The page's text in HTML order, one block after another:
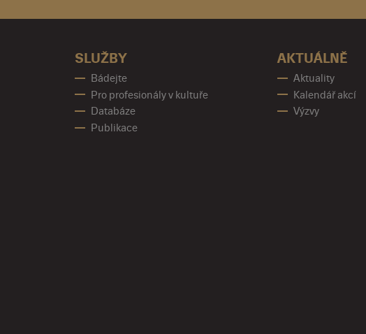
SLUŽBY
Bádejte
Pro profesionály v kultuře
Databáze
Publikace
AKTUÁLNĚ
Aktuality
Kalendář akcí
Výzvy